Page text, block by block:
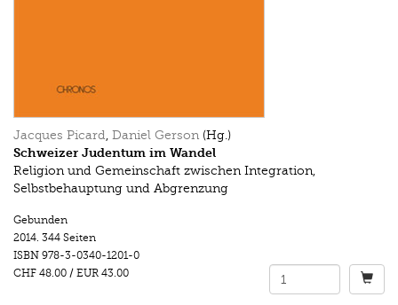
Jacques Picard, Daniel Gerson (Hg.)
Schweizer Judentum im Wandel
Religion und Gemeinschaft zwischen Integration,
Selbstbehauptung und Abgrenzung
Gebunden
2014. 344 Seiten
ISBN 978-3-0340-1201-0
CHF 48.00 / EUR 43.00